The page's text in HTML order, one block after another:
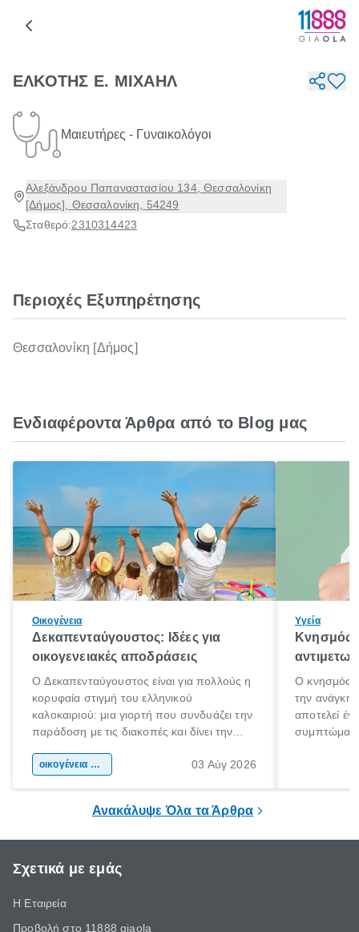
ΕΛΚΟΤΗΣ Ε. ΜΙΧΑΗΛ
Μαιευτήρες - Γυναικολόγοι
Αλεξάνδρου Παπαναστασίου 134, Θεσσαλονίκη
[Δήμος], Θεσσαλονίκη, 54249
Σταθερό:2310314423
Περιοχές Εξυπηρέτησης
Θεσσαλονίκη [Δήμος]
Ενδιαφέροντα Άρθρα από το Blog μας
Οικογένεια
Δεκαπενταύγουστος: Ιδέες για
οικογενειακές αποδράσεις
Ο Δεκαπενταύγουστος είναι για πολλούς η
κορυφαία στιγμή του ελληνικού
καλοκαιριού: μια γιορτή που συνδυάζει την
παράδοση με τις διακοπές και δίνει την
χώρας. Είτε πρόκειται για λίγες μέρες
οικογένεια & παιδί 03 Αύγ 2026
Υγεία
Κνησμός:
Ο κνησμός
την ανάγκη
αποτελεί
Ανακάλυψε Όλα τα Άρθρα
Σχετικά με εμάς
Η Εταιρεία
Προβολή στο 11888 giaola